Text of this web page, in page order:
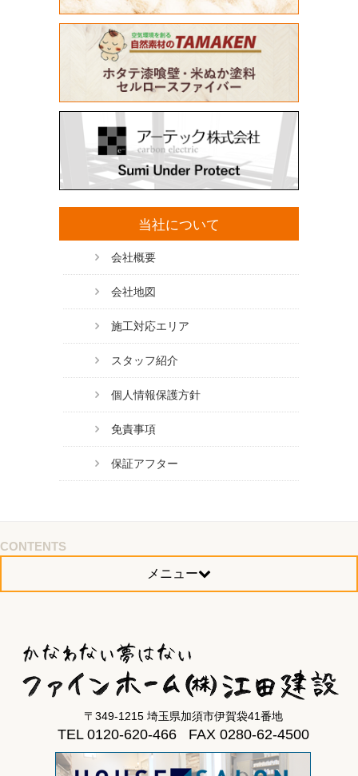
当社について
会社概要
会社地図
施工対応エリア
スタッフ紹介
個人情報保護方針
免責事項
保証アフター
CONTENTS
メニュー
〒349-1215 埼玉県加須市伊賀袋41番地
TEL 0120-620-466 FAX 0280-62-4500